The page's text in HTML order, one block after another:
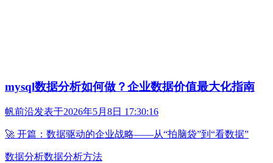
mysql数据分析如何做？企业数据价值最大化指南
帆前沿发表于2026年5月8日 17:30:16
🚀 开篇：数据驱动的企业战略——从“拍脑袋”到“看数据”
数据分析数据分析方法